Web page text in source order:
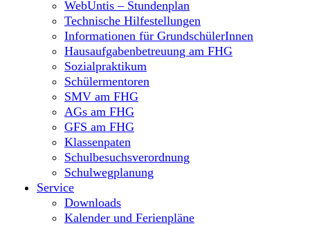
WebUntis – Stundenplan
Technische Hilfestellungen
Informationen für GrundschülerInnen
Hausaufgabenbetreuung am FHG
Sozialpraktikum
Schülermentoren
SMV am FHG
AGs am FHG
GFS am FHG
Klassenpaten
Schulbesuchsverordnung
Schulwegplanung
Service
Downloads
Kalender und Ferienpläne